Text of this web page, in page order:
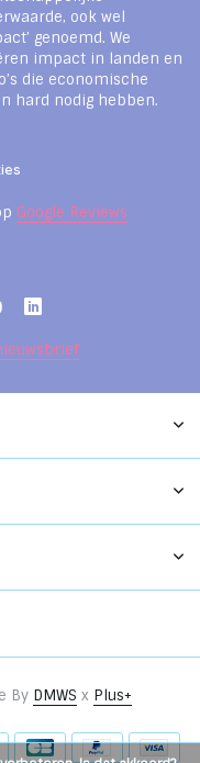
ook wel
genoemd. We
impact in landen en
die economische
hard nodig hebben.
Google Reviews
By DMWS x Plus+